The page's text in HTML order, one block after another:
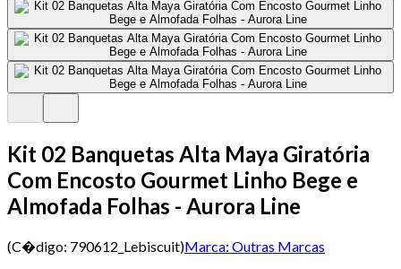
Kit 02 Banquetas Alta Maya Giratória
Com Encosto Gourmet Linho Bege e
Almofada Folhas - Aurora Line
(C�digo: 790612_Lebiscuit)Marca: Outras Marcas